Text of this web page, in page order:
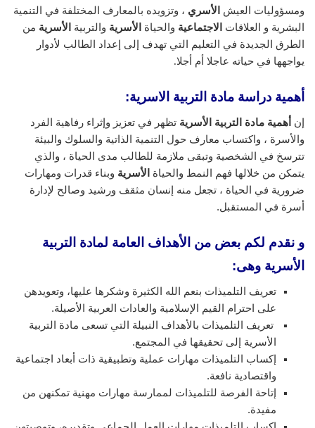
ومسؤوليات العيش
الأسري ، وتزويده بالمعارف المختلفة في التنمية
البشرية و العلاقات
الاجتماعية والحياة الأسرية والتربية الأسرية من
الطرق الجديدة في التعليم التي تهدف إلى إعداد الطالب لأدوار
يواجهها في حياته عاجلا أم أجلا.
أهمية دراسة مادة التربية الاسرية:
إن أهمية مادة التربية الأسرية تظهر في تعزيز وإثراء رفاهية الفرد
والأسرة ، واكتساب معارف حول التنمية الذاتية والسلوك والبيئة
تترسخ في الشخصية وتبقى ملازمة للطالب مدى الحياة ، والذي
يتمكن من خلالها فهم النمط والحياة الأسرية وبناء قدرات ومهارات
ضرورية في الحياة ، تجعل منه إنسان مثقف ورشيد وصالح لإدارة
أسرة في المستقبل.
و نقدم لكم بعض من الأهداف العامة لمادة التربية
الأسرية وهى:
تعريف التلميذات بنعم الله الكثيرة وشكرها عليها، وتعويدهن
على احترام القيم الإسلامية والعادات العربية الأصيلة.
تعريف التلميذات بالأهداف النبيلة التي تسعى مادة التربية
الأسرية إلى تحقيقها في المجتمع.
إكساب التلميذات مهارات عملية وتطبيقية ذات أبعاد اجتماعية
واقتصادية نافعة.
إتاحة الفرصة للتلميذات لممارسة مهارات مهنية تمكنهن من
مفيدة.